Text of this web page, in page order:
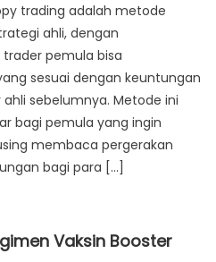
trading adalah metode
ahli, dengan
pemula bisa
sesuai dengan keuntungan
sebelumnya. Metode ini
bagi pemula yang ingin
membaca pergerakan
bagi para […]
Vaksin Booster